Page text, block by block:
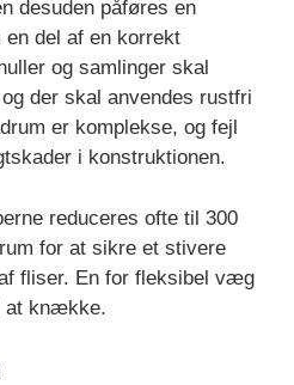
desuden påføres en
del af en korrekt
og samlinger skal
der skal anvendes rustfri
er komplekse, og fejl
i konstruktionen.
reduceres ofte til 300
for at sikre et stivere
fliser. En for fleksibel væg
at knække.